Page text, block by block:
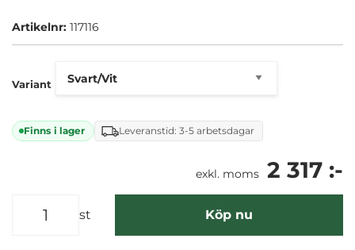
Artikelnr: 117116
Variant
Finns i lager Leveranstid: 3-5 arbetsdagar
exkl. moms 2 317 :-
st Köp nu